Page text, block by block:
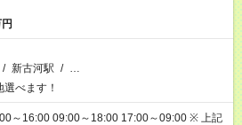
/ 新古河駅 / …
べます！
～16:00 09:00～18:00 17:00～09:00 ※ 上記